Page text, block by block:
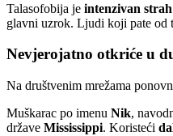
Talasofobija je intenzivan strah
glavni uzrok. Ljudi koji pate od
Nevjerojatno otkriće u
Na društvenim mrežama
Muškarac po imenu Nik,
države Mississippi. Koristeći